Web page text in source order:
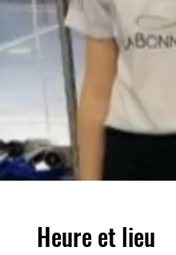
Heure et lieu